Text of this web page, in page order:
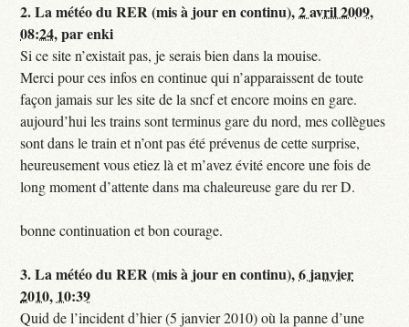
2.La météo du RER (mis à jour en continu),2 avril 2009,
08:24,parenki
Si ce site n’existait pas, je serais bien dans la mouise.
Merci pour ces infos en continue qui n’apparaissent de toute
façon jamais sur les site de la sncf et encore moins en gare.
aujourd’hui les trains sont terminus gare du nord, mes collègues
sont dans le train et n’ont pas été prévenus de cette surprise,
heureusement vous etiez là et m’avez évité encore une fois de
long moment d’attente dans ma chaleureuse gare du rer D.
bonne continuation et bon courage.
3.La météo du RER (mis à jour en continu),6 janvier
2010, 10:39
Quid de l’incident d’hier (5 janvier 2010) où la panne d’une